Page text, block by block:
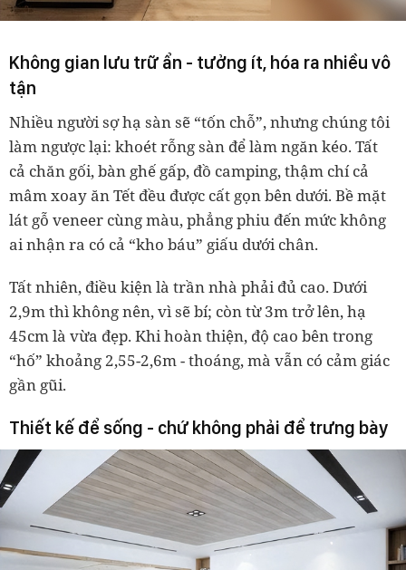
Không gian lưu trữ ẩn - tưởng ít, hóa ra nhiều vô
tận
Nhiều người sợ hạ sàn sẽ “tốn chỗ”, nhưng chúng tôi
làm ngược lại: khoét rỗng sàn để làm ngăn kéo. Tất
cả chăn gối, bàn ghế gấp, đồ camping, thậm chí cả
mâm xoay ăn Tết đều được cất gọn bên dưới. Bề mặt
lát gỗ veneer cùng màu, phẳng phiu đến mức không
ai nhận ra có cả “kho báu” giấu dưới chân.
Tất nhiên, điều kiện là trần nhà phải đủ cao. Dưới
2,9m thì không nên, vì sẽ bí; còn từ 3m trở lên, hạ
45cm là vừa đẹp. Khi hoàn thiện, độ cao bên trong
“hố” khoảng 2,55-2,6m -thoáng, mà vẫn có cảm giác
gần gũi.
Thiết kế để sống - chứ không phải để trưng bày